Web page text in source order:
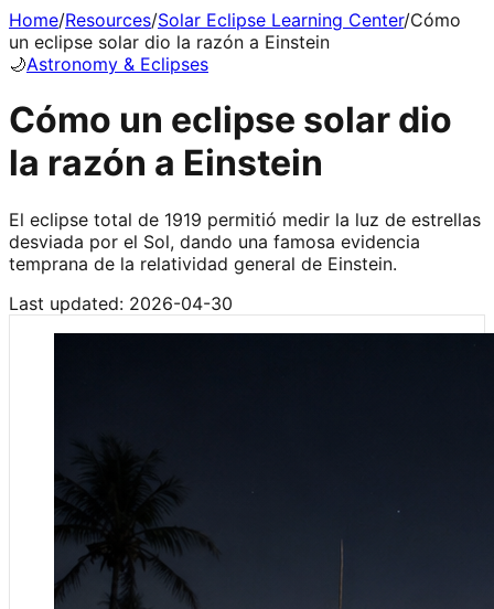
Home/Resources/Solar Eclipse Learning Center/Cómo
un eclipse solar dio la razón a Einstein
🌙Astronomy & Eclipses
Cómo un eclipse solar dio
la razón a Einstein
El eclipse total de 1919 permitió medir la luz de estrellas
desviada por el Sol, dando una famosa evidencia
temprana de la relatividad general de Einstein.
Last updated: 2026-04-30